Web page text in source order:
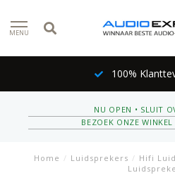
MENU
100%
NU OPEN • SLUIT
BEZOEK ONZE
Home / Luidsprekers / Hifi